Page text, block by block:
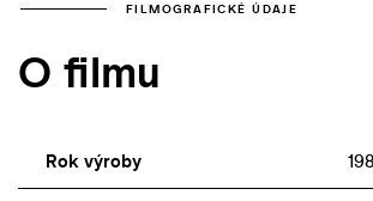
FILMOGRAFICKÉ ÚDAJE
O filmu
Rok výroby